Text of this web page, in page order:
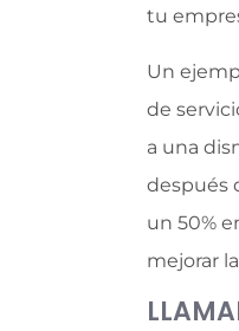
tu
Un
de
a una
después
un 50%
mejorar